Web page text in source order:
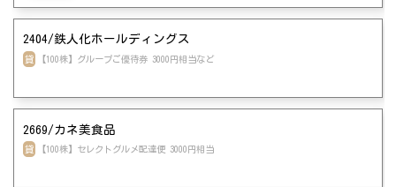
2404/鉄人化ホールディングス
貸 【100株】グループご優待券 3000円相当など
2669/カネ美食品
貸 【100株】セレクトグルメ配達便 3000円相当